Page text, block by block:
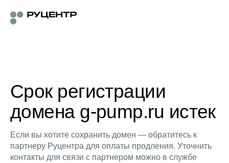
Срок регистрации
домена g-pump.ru истек
Если вы хотите сохранить домен — обратитесь к
партнеру Руцентра для оплаты продления. Уточнить
контакты для связи с партнером можно в службе